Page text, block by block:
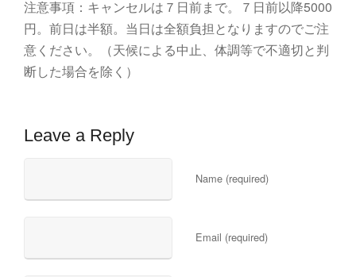
注意事項：キャンセルは７日前まで。７日前以降5000
円。前日は半額。当日は全額負担となりますのでご注
意ください。（天候による中止、体調等で不適切と判
断した場合を除く）
Leave a Reply
Name (required)
Email (required)